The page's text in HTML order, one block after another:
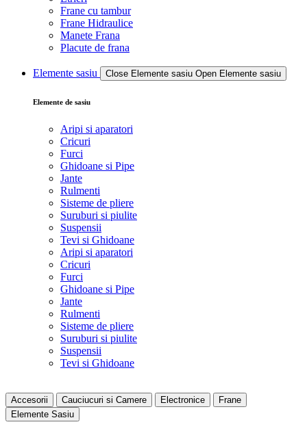
Frane cu tambur
Frane Hidraulice
Manete Frana
Placute de frana
Elemente sasiu Close Elemente sasiu Open Elemente sasiu
Elemente de sasiu
Aripi si aparatori
Cricuri
Furci
Ghidoane si Pipe
Jante
Rulmenti
Sisteme de pliere
Suruburi si piulite
Suspensii
Tevi si Ghidoane
Aripi si aparatori
Cricuri
Furci
Ghidoane si Pipe
Jante
Rulmenti
Sisteme de pliere
Suruburi si piulite
Suspensii
Tevi si Ghidoane
Accesorii Cauciucuri si Camere Electronice
Frane
Elemente Sasiu